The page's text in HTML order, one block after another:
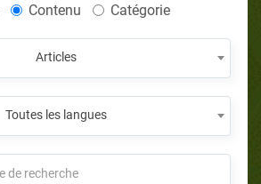
Contenu Catégorie
Articles
Toutes les langues